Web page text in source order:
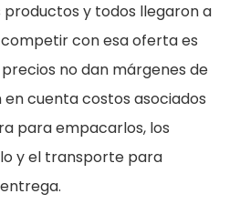
y todos llegaron a
con esa oferta es
no dan márgenes de
en cuenta costos asociados
para empacarlos, los
y el transporte para